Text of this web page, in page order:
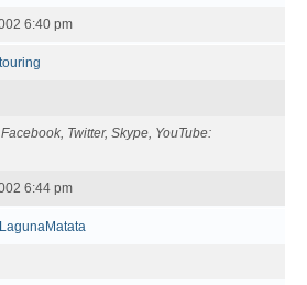
6:40 pm
touring
Twitter, Skype, YouTube
6:44 pm
LagunaMatata